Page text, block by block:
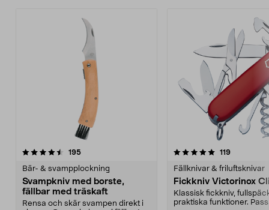
195recensioner
Bär- & svampplockning
Svampkniv med borste,
fällbar med träskaft
Rensa och skär svampen direkt i
5.0 av 5 stjärnor 119
Fällknivar & friluftsknivar
Fickkniv Victorinox
Klassisk fickkniv,
praktiska funktioner.
4.5 av 5 stjärnor